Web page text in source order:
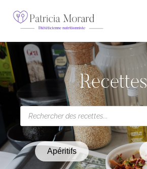
Recettes
Apéritifs